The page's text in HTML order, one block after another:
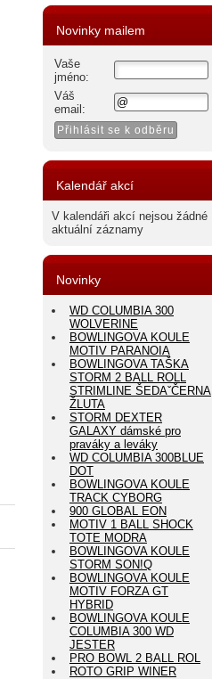
Novinky mailem
Vaše
jméno:
Váš
email:
Kalendář akcí
V kalendáři akcí nejsou žádné
aktuální záznamy
Novinky
WD COLUMBIA 300
WOLVERINE
BOWLINGOVA KOULE
MOTIV PARANOIA
BOWLINGOVA TAŠKA
STORM 2 BALL ROLL
STRIMLINE ŠEDAˇČERNA
ŽLUTA
STORM DEXTER
GALAXY dámské pro
praváky a leváky
WD COLUMBIA 300BLUE
DOT
BOWLINGOVA KOULE
TRACK CYBORG
900 GLOBAL EON
MOTIV 1 BALL SHOCK
TOTE MODRA
BOWLINGOVA KOULE
STORM SON!Q
BOWLINGOVA KOULE
MOTIV FORZA GT
HYBRID
BOWLINGOVA KOULE
COLUMBIA 300 WD
JESTER
PRO BOWL 2 BALL ROL
ROTO GRIP WINER